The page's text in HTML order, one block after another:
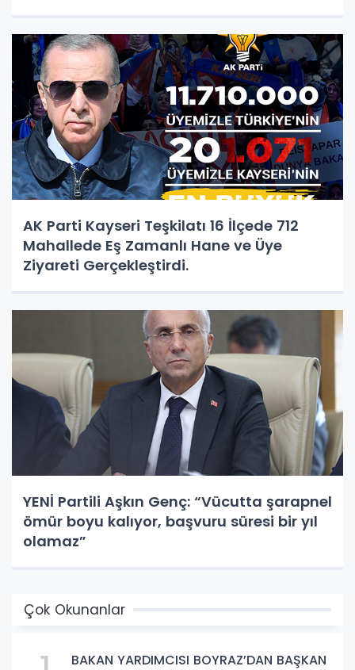
AK Parti Kayseri Teşkilatı 16 İlçede 712
Mahallede Eş Zamanlı Hane ve Üye
Ziyareti Gerçekleştirdi.
YENİ Partili Aşkın Genç: “Vücutta şarapnel
ömür boyu kalıyor, başvuru süresi bir yıl
olamaz”
Çok Okunanlar
BAKAN YARDIMCISI BOYRAZ’DAN BAŞKAN